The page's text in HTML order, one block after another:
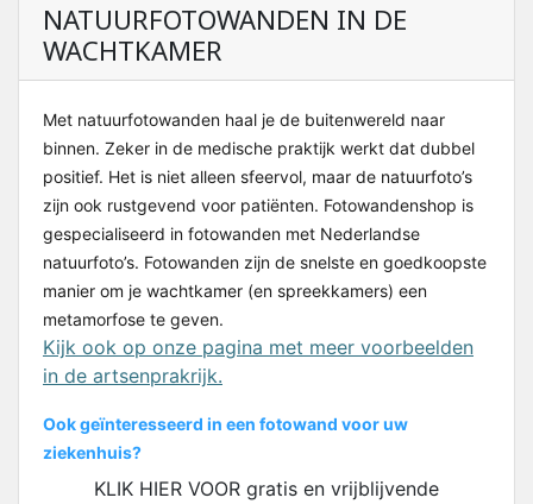
NATUURFOTOWANDEN IN DE
WACHTKAMER
Met natuurfotowanden haal je de buitenwereld naar
binnen. Zeker in de medische praktijk werkt dat dubbel
positief. Het is niet alleen sfeervol, maar de natuurfoto’s
zijn ook rustgevend voor patiënten. Fotowandenshop is
gespecialiseerd in fotowanden met Nederlandse
natuurfoto’s. Fotowanden zijn de snelste en goedkoopste
manier om je wachtkamer (en spreekkamers) een
metamorfose te geven.
Kijk ook op onze pagina met meer voorbeelden
in de artsenprakrijk.
Ook geïnteresseerd in een fotowand voor uw
ziekenhuis?
KLIK HIER VOOR gratis en vrijblijvende